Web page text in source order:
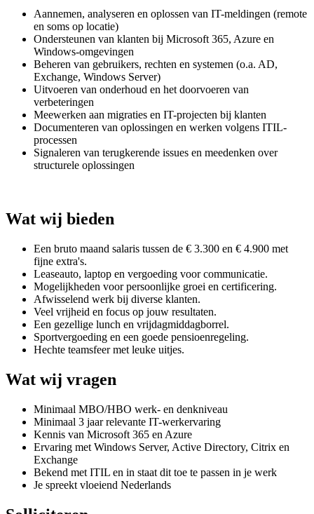
Aannemen, analyseren en oplossen van IT-meldingen (remote
en soms op locatie)
Ondersteunen van klanten bij Microsoft 365, Azure en
Windows-omgevingen
Beheren van gebruikers, rechten en systemen (o.a. AD,
Exchange, Windows Server)
Uitvoeren van onderhoud en het doorvoeren van
verbeteringen
Meewerken aan migraties en IT-projecten bij klanten
Documenteren van oplossingen en werken volgens ITIL-
processen
Signaleren van terugkerende issues en meedenken over
structurele oplossingen
Wat wij bieden
Een bruto maand salaris tussen de € 3.300 en € 4.900 met
fijne extra's.
Leaseauto, laptop en vergoeding voor communicatie.
Mogelijkheden voor persoonlijke groei en certificering.
Afwisselend werk bij diverse klanten.
Veel vrijheid en focus op jouw resultaten.
Een gezellige lunch en vrijdagmiddagborrel.
Sportvergoeding en een goede pensioenregeling.
Hechte teamsfeer met leuke uitjes.
Wat wij vragen
Minimaal MBO/HBO werk- en denkniveau
Minimaal 3 jaar relevante IT-werkervaring
Kennis van Microsoft 365 en Azure
Ervaring met Windows Server, Active Directory, Citrix en
Exchange
Bekend met ITIL en in staat dit toe te passen in je werk
Je spreekt vloeiend Nederlands